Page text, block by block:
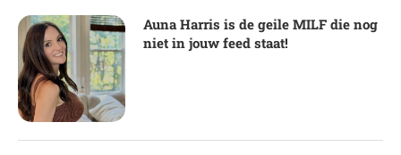
Auna Harris is de geile MILF die nog
niet in jouw feed staat!